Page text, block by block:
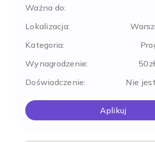
Ważna do:
Lokalizacja:
Kategoria:
Wynagrodzenie:
Doświadczenie:
Nie
Aplikuj